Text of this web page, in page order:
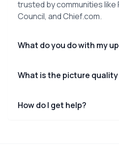
trusted by communities like
Council, and Chief.com.
What do you do with my
What is the picture quality
How do I get help?